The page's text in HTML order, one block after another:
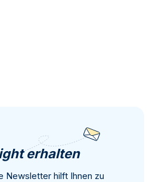
erhalten
Newsletter hilft Ihnen zu